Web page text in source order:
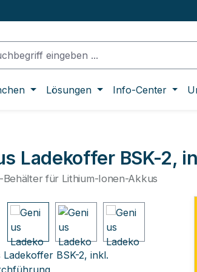
Lösungen Info-Center
Ladekoffer BSK-2,
Behälter für Lithium-Ionen-Akkus
überspringen